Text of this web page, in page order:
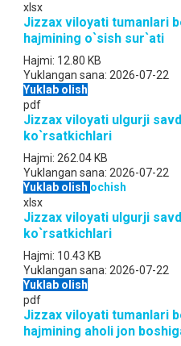
xlsx
Jizzax viloyati tumanlari
hajmining o`sish sur`ati
Hajmi: 12.80 KB
Yuklangan sana: 2026-07-22
Yuklab olish
pdf
Jizzax viloyati ulgurji
ko`rsatkichlari
Hajmi: 262.04 KB
Yuklangan sana: 2026-07-22
Yuklab olish ochish
xlsx
Jizzax viloyati ulgurji
ko`rsatkichlari
Hajmi: 10.43 KB
Yuklangan sana: 2026-07-22
Yuklab olish
pdf
Jizzax viloyati tumanlari
hajmining aholi jon